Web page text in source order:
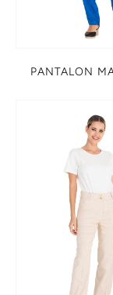
PANTALON